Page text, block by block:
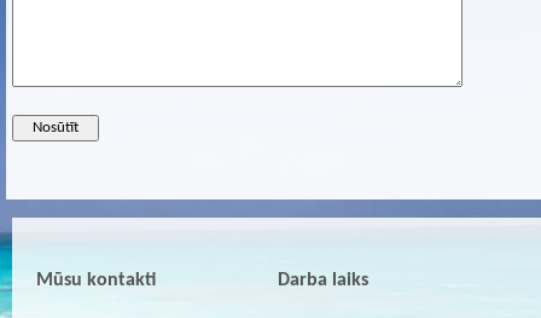
Mūsu kontakti Darba laiks